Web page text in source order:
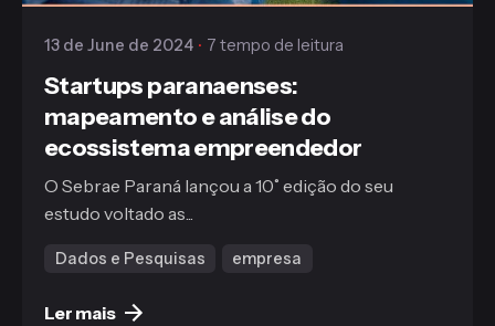
13 de June de 2024 7 tempo de leitura
Startups paranaenses:
mapeamento e análise do
ecossistema empreendedor
O Sebrae Paraná lançou a 10˚ edição do seu
estudo voltado as...
Dados e Pesquisas empresa
Ler mais